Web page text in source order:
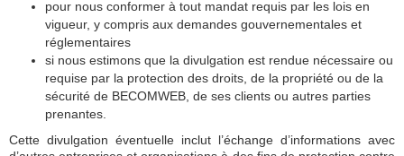
pour nous conformer à tout mandat requis par les lois en
vigueur, y compris aux demandes gouvernementales et
réglementaires
si nous estimons que la divulgation est rendue nécessaire ou
requise par la protection des droits, de la propriété ou de la
sécurité de BECOMWEB, de ses clients ou autres parties
prenantes.
Cette divulgation éventuelle inclut l’échange d’informations avec